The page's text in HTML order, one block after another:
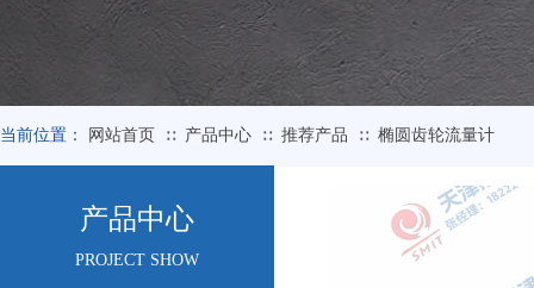
当前位置： 网站首页 ∷ 产品中心 ∷ 推荐产品 ∷ 椭圆齿轮流量计
PROJECT SHOW
产品中心